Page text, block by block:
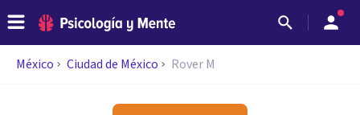
México Ciudad de México Rover M